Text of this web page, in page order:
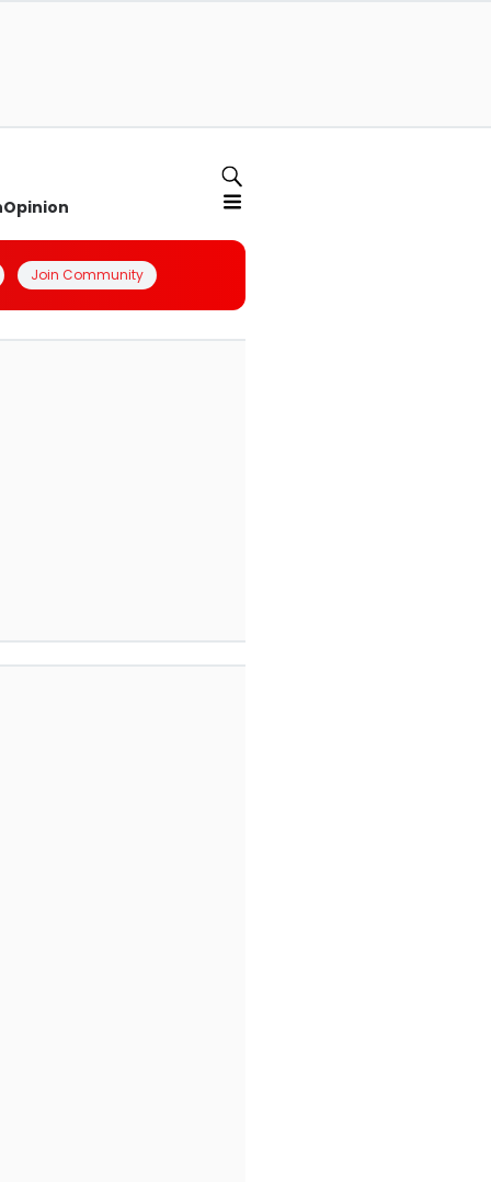
Opinion
Join Community